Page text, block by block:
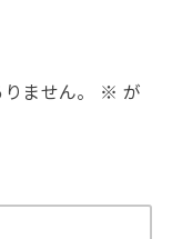
ません。 ※ が